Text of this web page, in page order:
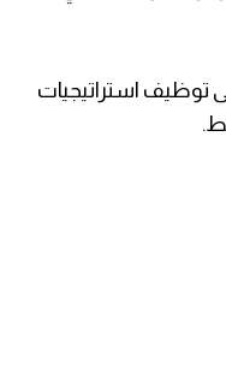
توظيف استراتيجيات